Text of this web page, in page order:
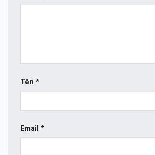
Tên *
Email *